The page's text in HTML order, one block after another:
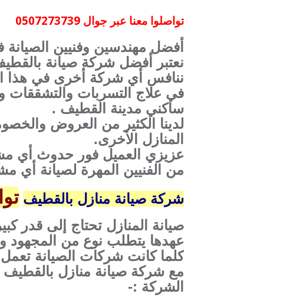
تواصلوا معنا عبر جوال 0507273739
أفضل مهندسين وفنيين الصيانة
نعتبر أفضل شركة صيانة
ننافس أي شركة أخرى في هذا
في علاج التسربات والتشققات
ساكني مدينة القطيف .
لدينا الكثير من العروض
المنازل الأخرى.
عزيزي العميل فور حدوث أي
من الفنيين المهرة لصيانة أي
شركة صيانة منازل بالقطيف
صيانة المنازل تحتاج إلى قدر
عهدها يتطلب نوع من المجهود
كلما كانت شركات الصيانة
مع شركة صيانة منازل بالقطيف
الشركة :-